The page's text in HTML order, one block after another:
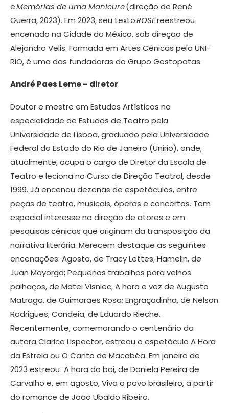
eMemórias de uma Manicure(direção de René
Guerra, 2023). Em 2023, seu textoROSEreestreou
encenado na Cidade do México, sob direção de
Alejandro Velis. Formada em Artes Cênicas pela UNI-
RIO, é uma das fundadoras do Grupo Gestopatas.
André Paes Leme – diretor
Doutor e mestre em Estudos Artísticos na
especialidade de Estudos de Teatro pela
Universidade de Lisboa, graduado pela Universidade
Federal do Estado do Rio de Janeiro (Unirio), onde,
atualmente, ocupa o cargo de Diretor da Escola de
Teatro e leciona no Curso de Direção Teatral, desde
1999. Já encenou dezenas de espetáculos, entre
peças de teatro, musicais, óperas e concertos. Tem
especial interesse na direção de atores e em
pesquisas cênicas que originam da transposição da
narrativa literária. Merecem destaque as seguintes
encenações: Agosto, de Tracy Lettes; Hamelin, de
Juan Mayorga; Pequenos trabalhos para velhos
palhaços, de Matei Visniec; A hora e vez de Augusto
Matraga, de Guimarães Rosa; Engraçadinha, de Nelson
Rodrigues; Candeia, de Eduardo Rieche.
Recentemente, comemorando o centenário da
autora Clarice Lispector, estreou o espetáculo A Hora
da Estrela ou O Canto de Macabéa. Em janeiro de
2023 estreou A hora do boi, de Daniela Pereira de
Carvalho e, em agosto, Viva o povo brasileiro, a partir
do romance de João Ubaldo Ribeiro.